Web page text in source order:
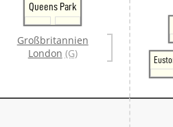
Queens Park
Großbritannien
London (G)